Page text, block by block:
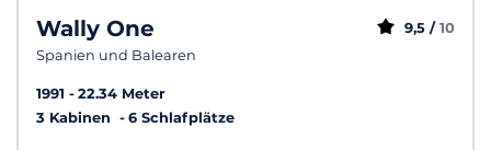
Wally One
Spanien und Balearen
9,5 / 10
1991
22.34 Meter
3 Kabinen
6 Schlafplätze